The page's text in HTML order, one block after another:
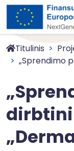
Titulinis
„Sprendimo